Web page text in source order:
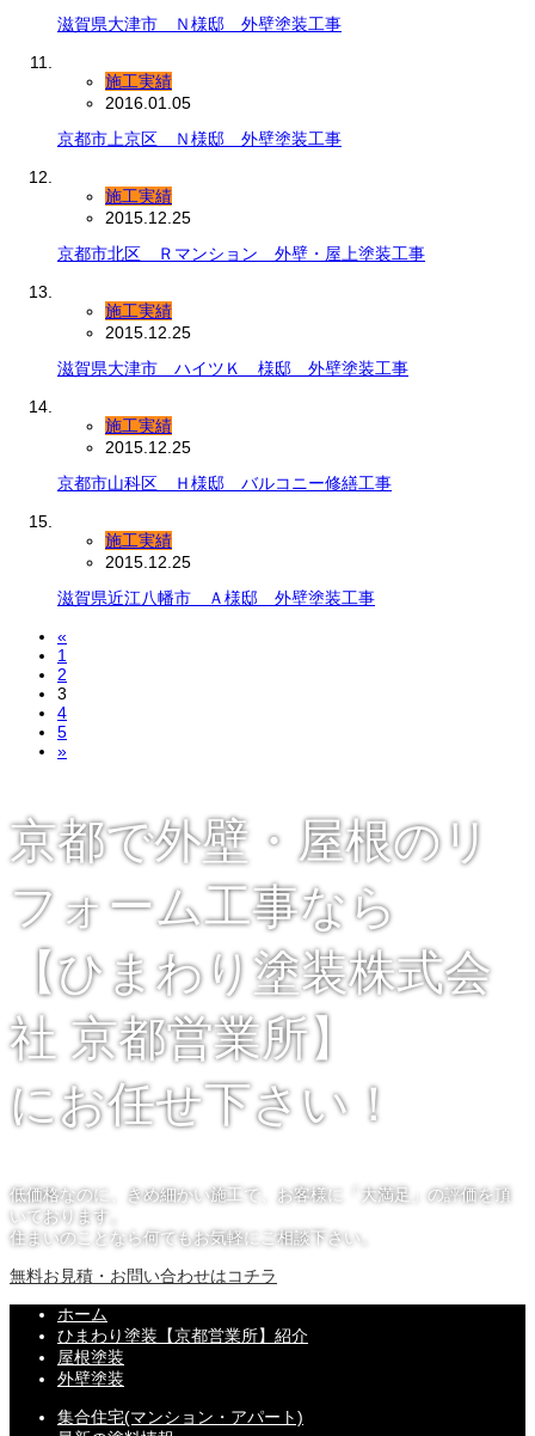
滋賀県大津市 Ｎ様邸 外壁塗装工事
施工実績
2016.01.05
京都市上京区 Ｎ様邸 外壁塗装工事
施工実績
2015.12.25
京都市北区 Ｒマンション 外壁・屋上塗装工事
施工実績
2015.12.25
滋賀県大津市 ハイツＫ 様邸 外壁塗装工事
施工実績
2015.12.25
京都市山科区 Ｈ様邸 バルコニー修繕工事
施工実績
2015.12.25
滋賀県近江八幡市 Ａ様邸 外壁塗装工事
«
1
2
3
4
5
»
京都で外壁・屋根のリ
フォーム工事なら
【ひまわり塗装株式会
社 京都営業所】
にお任せ下さい！
低価格なのに、きめ細かい施工で、お客様に「大満足」の評価を頂
いております。
住まいのことなら何でもお気軽にご相談下さい。
無料お見積・お問い合わせはコチラ
ホーム
ひまわり塗装【京都営業所】紹介
屋根塗装
外壁塗装
集合住宅(マンション・アパート)